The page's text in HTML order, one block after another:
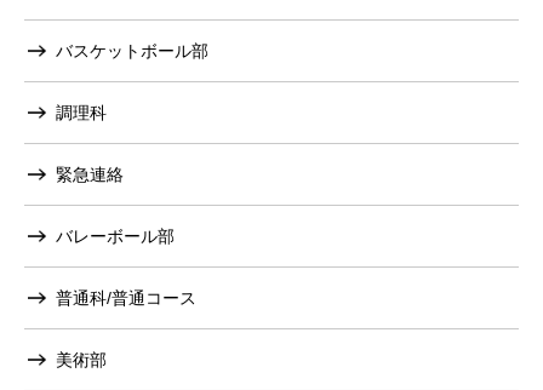
バスケットボール部
調理科
緊急連絡
バレーボール部
普通科/普通コース
美術部